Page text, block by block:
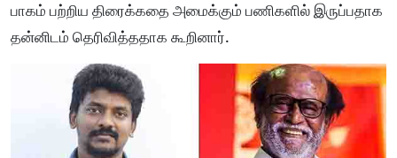
பாகம் பற்றிய திரைக்கதை அமைக்கும் பணிகளில் இருப்பதாக
தன்னிடம் தெரிவித்ததாக கூறினார்.